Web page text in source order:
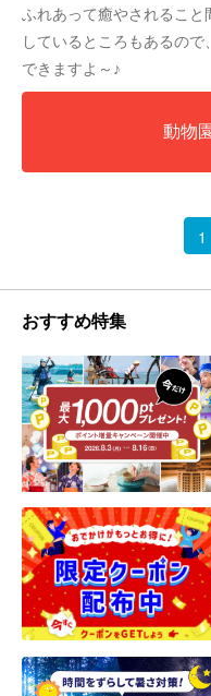
ふれあって癒やされるこ
しているところもあるの
できますよ～♪
動物
1
おすすめ特集